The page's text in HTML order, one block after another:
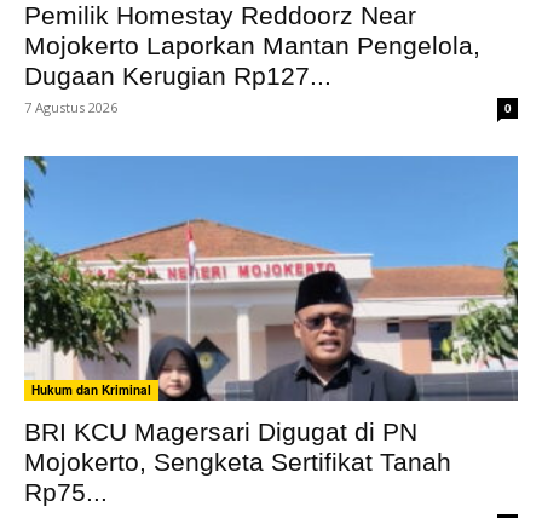
Pemilik Homestay Reddoorz Near
Mojokerto Laporkan Mantan Pengelola,
Dugaan Kerugian Rp127...
7 Agustus 2026 0
Hukum dan Kriminal
BRI KCU Magersari Digugat di PN
Mojokerto, Sengketa Sertifikat Tanah
Rp75...